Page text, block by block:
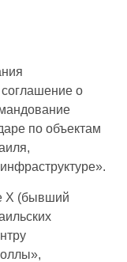
о
по объектам
X (бывший